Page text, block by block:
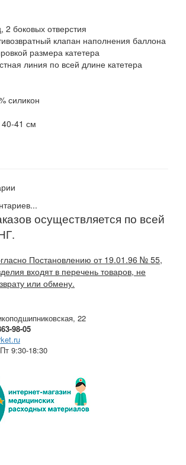
2 боковых отверстия
клапан наполнения баллона
размера катетера
линия по всей длине катетера
силикон
40-41 см
осуществляется по всей
Постановлению от 19.01.96 № 55,
входят в перечень товаров, не
или обмену.
22
98-05
9:30-18:30